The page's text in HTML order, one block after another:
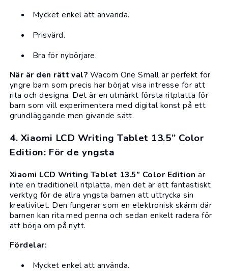
Mycket enkel att använda.
Prisvärd.
Bra för nybörjare.
När är den rätt val? Wacom One Small är perfekt för
yngre barn som precis har börjat visa intresse för att
rita och designa. Det är en utmärkt första ritplatta för
barn som vill experimentera med digital konst på ett
grundläggande men givande sätt.
4. Xiaomi LCD Writing Tablet 13.5” Color
Edition: För de yngsta
Xiaomi LCD Writing Tablet 13.5” Color Edition är
inte en traditionell ritplatta, men det är ett fantastiskt
verktyg för de allra yngsta barnen att uttrycka sin
kreativitet. Den fungerar som en elektronisk skärm där
barnen kan rita med penna och sedan enkelt radera för
att börja om på nytt.
Fördelar:
Mycket enkel att använda.